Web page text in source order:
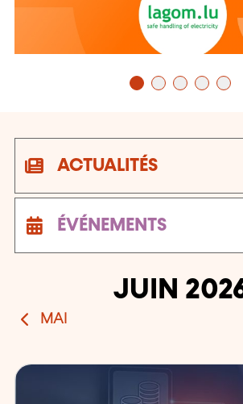
ACTUALITÉS
ÉVÉNEMENTS
Nombre d'actualités et
JUIN
MAI